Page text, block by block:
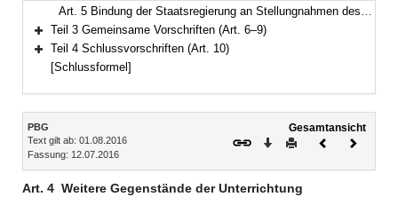
Art. 5 Bindung der Staatsregierung an Stellungnahmen des Landtags
Bereich erweitern
Teil 3 Gemeinsame Vorschriften (Art. 6–9)
Bereich erweitern
Teil 4 Schlussvorschriften (Art. 10)
[Schlussformel]
Inhalt
PBG
Text gilt ab: 01.08.2016
Fassung: 12.07.2016
Gesamtansicht
Download
DruckenVorheriges
Art. 4 Weitere Gegenstände der Unterrichtung